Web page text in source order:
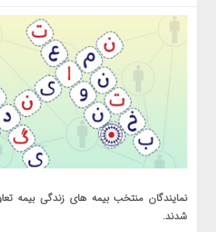
نمایندگان منتخب بیمه های زندگی بیمه
شدند.